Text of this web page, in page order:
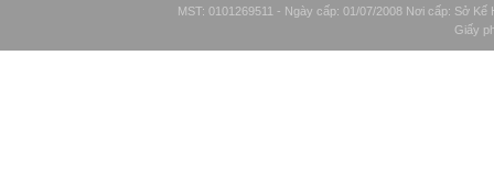
MST: 0101269511 - Ngày cấp: 01/07/2008 Nơi cấp: Sở
Giấy